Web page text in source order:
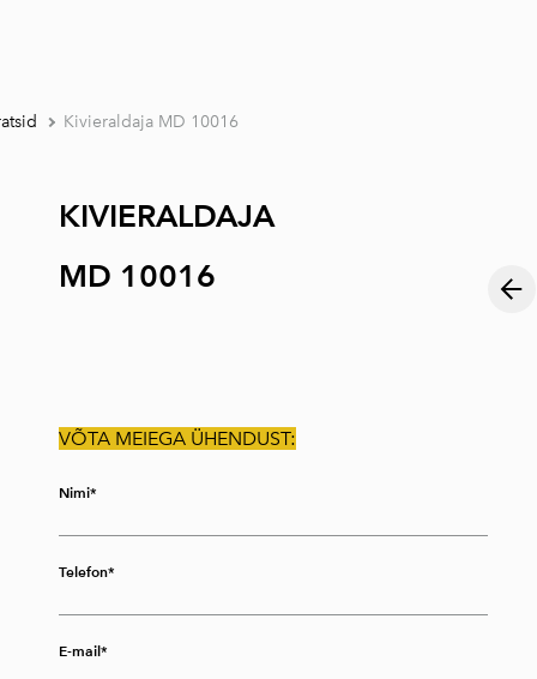
Kivieraldaja MD 10016
KIVIERALDAJA
MD 10016
VÕTA MEIEGA ÜHENDUST:
Nimi
Telefon
E-mail